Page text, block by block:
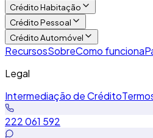
Crédito Habitação
Crédito Pessoal
Crédito Automóvel
RecursosSobreComo funciona
Legal
Intermediação de Crédito
222 061 592